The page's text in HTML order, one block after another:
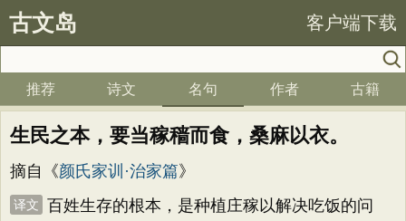
古文岛 客户端下载
推荐 诗文 名句 作者 古籍
生民之本，要当稼穑而食，桑麻以衣。
摘自《颜氏家训·治家篇》
译文
百姓生存的根本，是种植庄稼以解决吃饭的问